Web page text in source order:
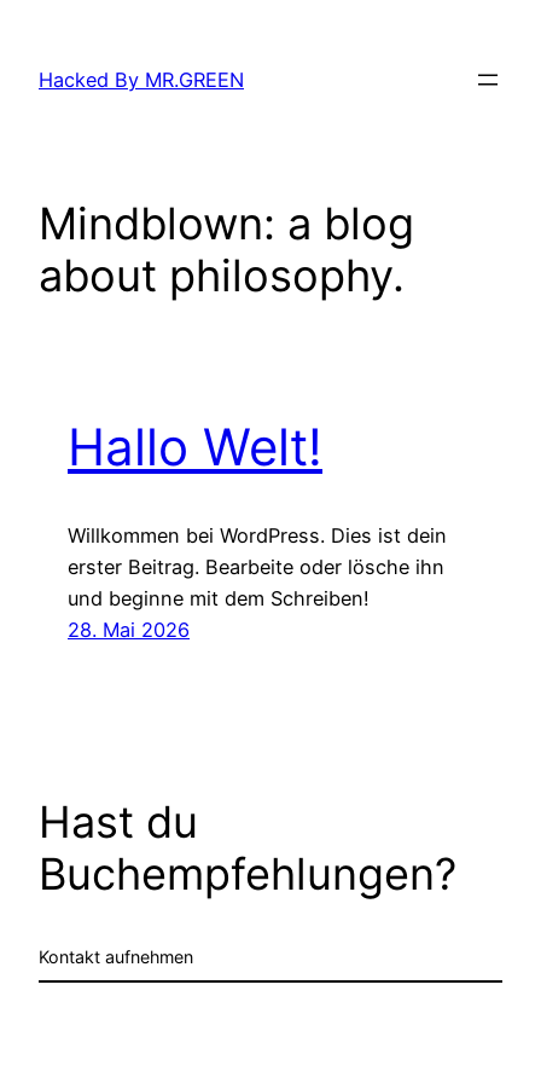
springen
Hacked By MR.GREEN
Mindblown: a blog
about philosophy.
Hallo Welt!
Willkommen bei WordPress. Dies ist dein
erster Beitrag. Bearbeite oder lösche ihn
und beginne mit dem Schreiben!
28. Mai 2026
Hast du
Buchempfehlungen?
Kontakt aufnehmen